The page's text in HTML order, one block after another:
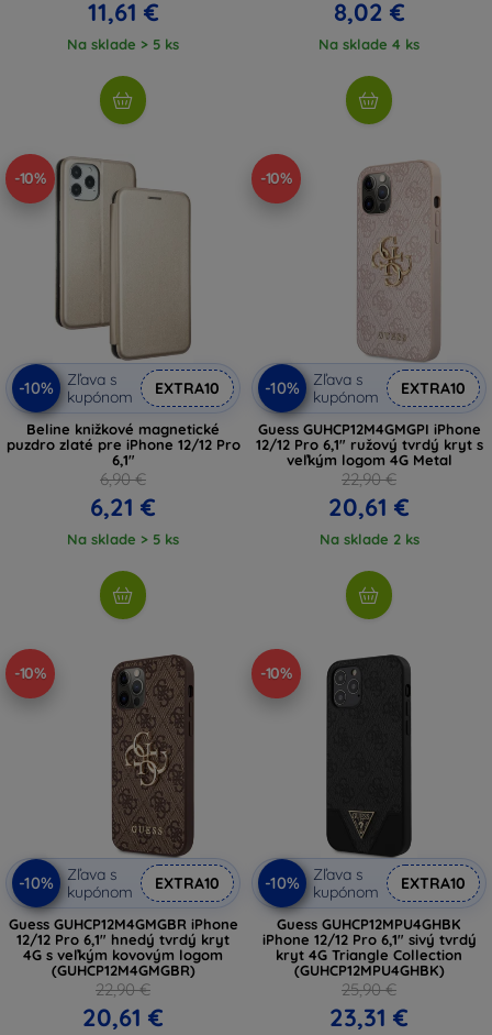
11,61 €
Na sklade > 5 ks
8,02 €
Na sklade 4 ks
-10%
-10%
Zľava s
kupónom
EXTRA10
Beline knižkové magnetické
puzdro zlaté pre iPhone 12/12 Pro
6,1"
6,90 €
6,21 €
Na sklade > 5 ks
-10%
-10%
Zľava s
kupónom
EXTRA10
Guess GUHCP12M4GMGPI iPhone
12/12 Pro 6,1" ružový tvrdý kryt s
veľkým logom 4G Metal
22,90 €
20,61 €
Na sklade 2 ks
-10%
-10%
Zľava s
kupónom
EXTRA10
Guess GUHCP12M4GMGBR iPhone
12/12 Pro 6,1" hnedý tvrdý kryt
4G s veľkým kovovým logom
(GUHCP12M4GMGBR)
22,90 €
20,61 €
-10%
-10%
Zľava s
kupónom
EXTRA10
Guess GUHCP12MPU4GHBK
iPhone 12/12 Pro 6,1" sivý tvrdý
kryt 4G Triangle Collection
(GUHCP12MPU4GHBK)
25,90 €
23,31 €